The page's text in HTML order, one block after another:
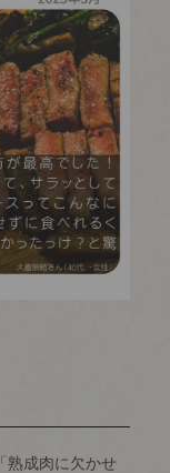
熟成肉に欠かせ